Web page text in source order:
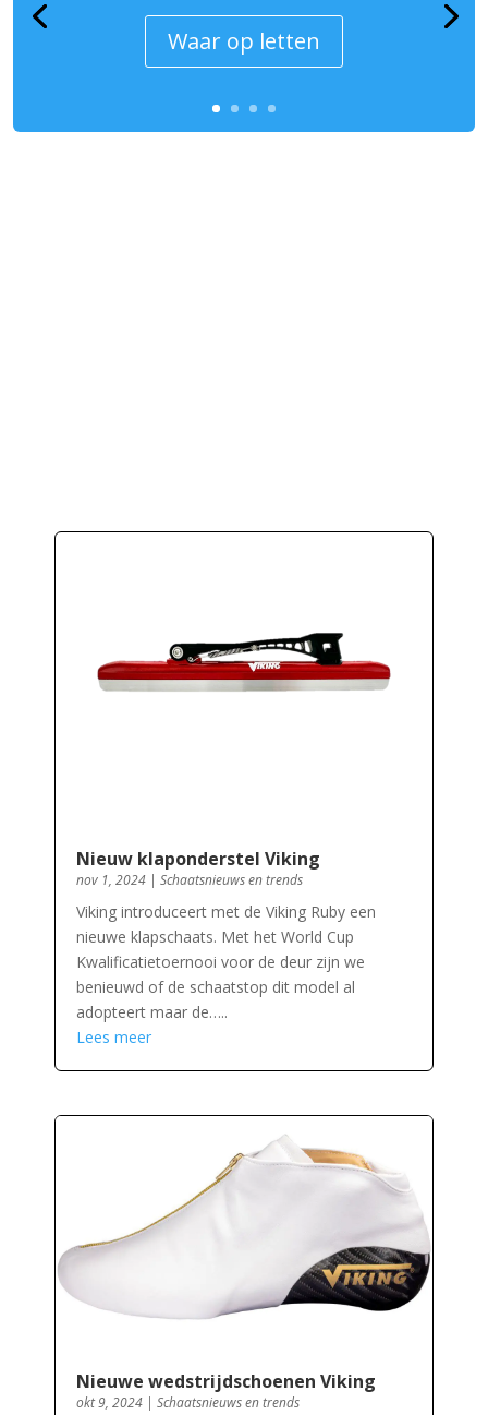
Waar op letten
Nieuw klaponderstel Viking
nov 1, 2024| Schaatsnieuws en trends
Viking introduceert met de Viking Ruby een
nieuwe klapschaats. Met het World Cup
Kwalificatietoernooi voor de deur zijn we
benieuwd of de schaatstop dit model al
adopteert maar de…..
Lees meer
Nieuwe wedstrijdschoenen Viking
okt 9, 2024| Schaatsnieuws en trends